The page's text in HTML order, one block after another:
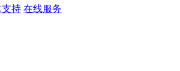
持 在线服务